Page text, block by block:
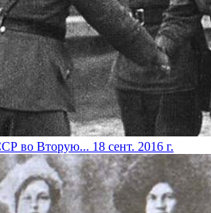
во Вторую... 18 сент. 2016 г.